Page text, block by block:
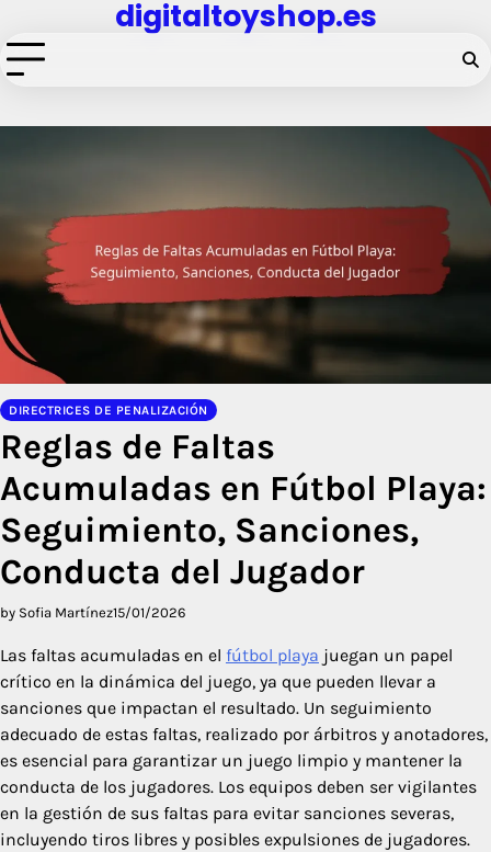
to
content
digitaltoyshop.es
DIRECTRICES DE PENALIZACIÓN
Reglas de Faltas
Acumuladas en Fútbol Playa:
Seguimiento, Sanciones,
Conducta del Jugador
by Sofia Martínez15/01/2026
Las faltas acumuladas en el fútbol playa juegan un papel
crítico en la dinámica del juego, ya que pueden llevar a
sanciones que impactan el resultado. Un seguimiento
adecuado de estas faltas, realizado por árbitros y anotadores,
es esencial para garantizar un juego limpio y mantener la
conducta de los jugadores. Los equipos deben ser vigilantes
en la gestión de sus faltas para evitar sanciones severas,
incluyendo tiros libres y posibles expulsiones de jugadores.